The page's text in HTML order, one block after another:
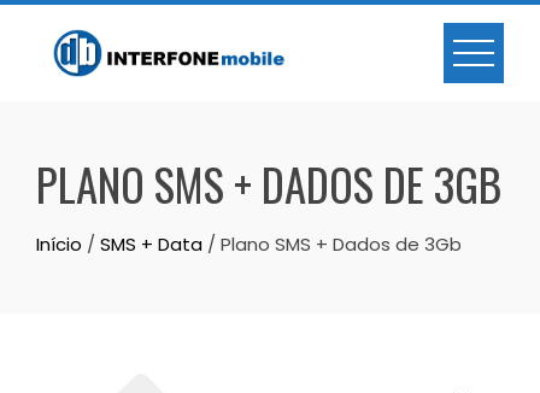
PLANO SMS + DADOS DE 3GB
Início / SMS + Data / Plano SMS + Dados de 3Gb